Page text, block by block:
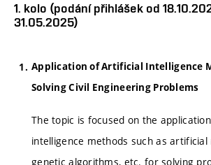
1. kolo (podání přihlášek od
31.05.2025)
Application of Artificial Intelligence
Solving Civil Engineering Problems
The topic is focused on the
intelligence methods such as
genetic algorithms, etc. for solving